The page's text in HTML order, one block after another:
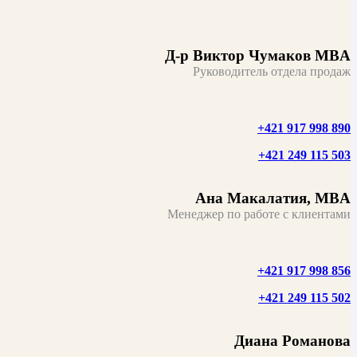
Д-р Виктор Чумаков MBA
Руководитель отдела продаж
+421 917 998 890
+421 249 115 503
Ана Макалатия, MBA
Менеджер по работе с клиентами
+421 917 998 856
+421 249 115 502
Диана Романова